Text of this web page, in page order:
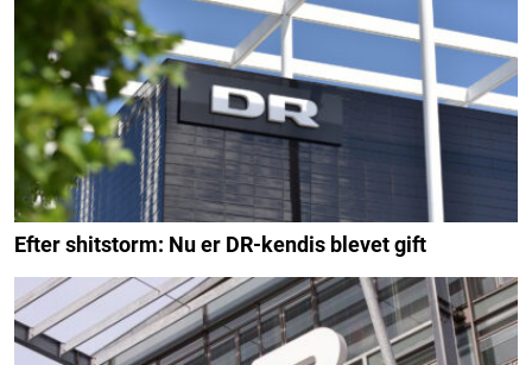
Efter shitstorm: Nu er DR-kendis blevet gift